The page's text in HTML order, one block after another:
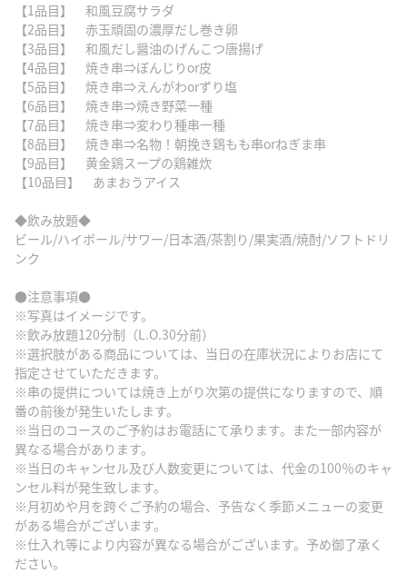
【1品目】 和風豆腐サラダ
【2品目】 赤玉頑固の濃厚だし巻き卵
【3品目】 和風だし醤油のげんこつ唐揚げ
【4品目】 焼き串⇒ぼんじりor皮
【5品目】 焼き串⇒えんがわorずり塩
【6品目】 焼き串⇒焼き野菜一種
【7品目】 焼き串⇒変わり種串一種
【8品目】 焼き串⇒名物！朝挽き鶏もも串orねぎま串
【9品目】 黄金鶏スープの鶏雑炊
【10品目】 あまおうアイス
◆飲み放題◆
ビール/ハイボール/サワー/日本酒/茶割り/果実酒/焼酎/ソフトドリ
ンク
●注意事項●
※写真はイメージです。
※飲み放題120分制（L.O.30分前）
※選択肢がある商品については、当日の在庫状況によりお店にて
指定させていただきます。
※串の提供については焼き上がり次第の提供になりますので、順
番の前後が発生いたします。
※当日のコースのご予約はお電話にて承ります。また一部内容が
異なる場合があります。
※当日のキャンセル及び人数変更については、代金の100％のキャ
ンセル料が発生致します。
※月初めや月を跨ぐご予約の場合、予告なく季節メニューの変更
がある場合がございます。
※仕入れ等により内容が異なる場合がございます。予め御了承く
ださい。